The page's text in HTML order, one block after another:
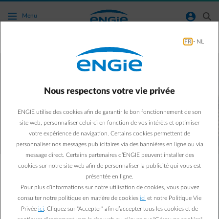
Accéder au contenu principal
Menu normal-account-circle search
Faites des économies d'énergie grâce aux
Vous voulez savoir si votre toit est adapté pour des
Faites le test ici
À quel stade de votre projet
vous situez-vous ?
material-filter-list Je me renseigne
FR - NL
Nous respectons votre vie privée
ENGIE utilise des cookies afin de garantir le bon fonctionnement de son
site web, personnaliser celui-ci en fonction de vos intérêts et optimiser
votre expérience de navigation. Certains cookies permettent de
personnaliser nos messages publicitaires via des bannières en ligne ou via
message direct. Certains partenaires d’ENGIE peuvent installer des
cookies sur notre site web afin de personnaliser la publicité qui vous est
présentée en ligne.
Pour plus d’informations sur notre utilisation de cookies, vous pouvez
consulter notre politique en matière de cookies ici et notre Politique Vie
Privée ici . Cliquez sur "Accepter" afin d’accepter tous les cookies et de